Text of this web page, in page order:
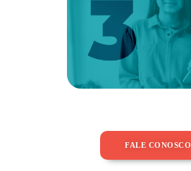
FALE CONOSCO